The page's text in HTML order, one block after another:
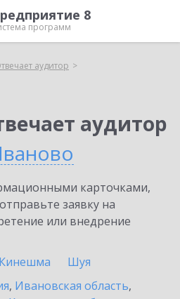
8
программ
аудитор
аудитор
карточками,
заявку на
или внедрение
Кинешма
Шуя
, Ивановская область,